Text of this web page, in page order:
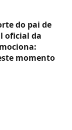
do pai de
oficial da
momento